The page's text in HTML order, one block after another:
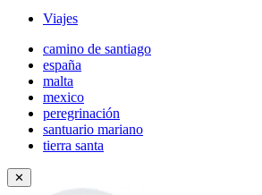
Viajes
camino de santiago
españa
malta
mexico
peregrinación
santuario mariano
tierra santa
✕